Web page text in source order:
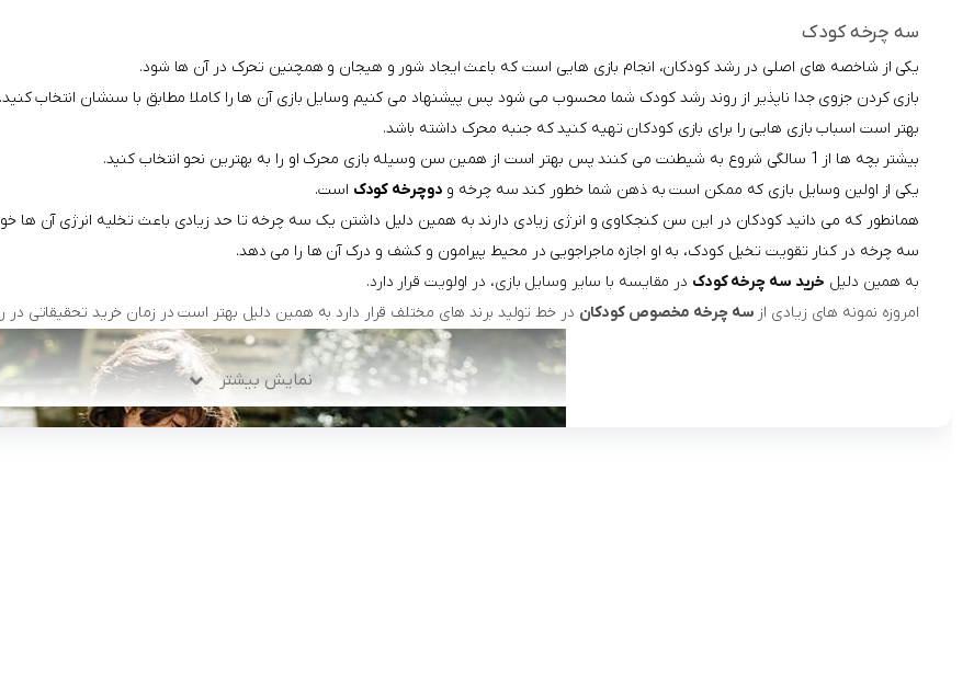
سه چرخه کودک
یکی از شاخصه های اصلی در رشد کودکان، انجام بازی هایی است که باعث ایجاد شور و هیجان و همچنین تحرک در آن ها شود.
بازی کردن جزوی جدا ناپذیر از روند رشد کودک شما محسوب می شود پس پیشنهاد می کنیم وسایل بازی آن ها را کاملا مطابق با سنشان انتخاب کنید.
بهتر است اسباب بازی هایی را برای بازی کودکان تهیه کنید که جنبه محرک داشته باشد.
بیشتر بچه ها از 1 سالگی شروع به شیطنت می کنند پس بهتر است از همین سن وسیله بازی محرک او را به بهترین نحو انتخاب کنید.
یکی از اولین وسایل بازی که ممکن است به ذهن شما خطور کند سه چرخه و دوچرخه کودک است.
همانطور که می دانید کودکان در این سن کنجکاوی و انرژی زیادی دارند به همین دلیل داشتن یک سه چرخه تا حد زیادی باعث تخلیه انرژی آن ها
سه چرخه در کنار تقویت تخیل کودک، به او اجازه ماجراجویی در محیط پیرامون و کشف و درک آن ها را می دهد.
به همین دلیل خرید سه چرخه کودک در مقایسه با سایر وسایل بازی، در اولویت قرار دارد.
امروزه نمونه های زیادی از سه چرخه مخصوص کودکان در خط تولید برند های مختلف قرار دارد به همین دلیل بهتر است در زمان خرید تحقیقاتی در
نمایش بیشتر